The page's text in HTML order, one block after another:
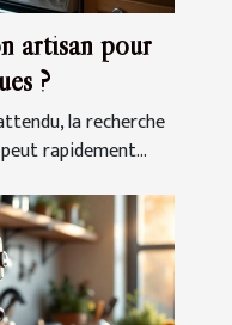
artisan pour
?
la recherche
rapidement...